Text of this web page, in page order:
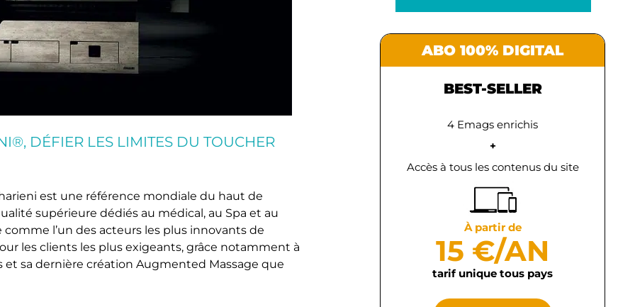
DÉFIER LES LIMITES DU TOUCHER
est une référence mondiale du haut de
supérieure dédiés au médical, au Spa et au
l’un des acteurs les plus innovants de
les clients les plus exigeants, grâce notamment à
sa dernière création Augmented Massage que
ABO 100% DIGITAL
BEST-SELLER
4 Emags enrichis
+
Accès à tous les contenus du site
À partir de
15 €/AN
tarif unique tous pays